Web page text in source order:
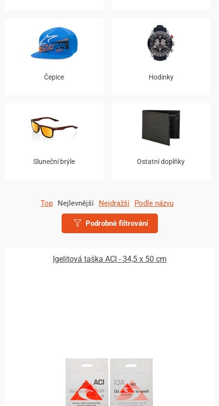
Čepice Hodinky
Sluneční brýle Ostatní doplňky
Top Nejlevnější Nejdražší Podle názvu
Podrobné filtrování
Igelitová taška ACI - 34,5 x 50 cm